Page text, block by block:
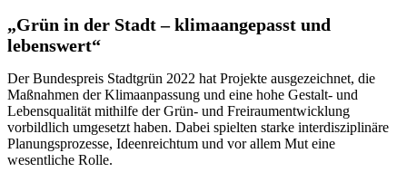
„Grün in der Stadt – klimaangepasst und
lebenswert“
Der Bundespreis Stadtgrün 2022 hat Projekte ausgezeichnet, die
Maßnahmen der Klimaanpassung und eine hohe Gestalt- und
Lebensqualität mithilfe der Grün- und Freiraumentwicklung
vorbildlich umgesetzt haben. Dabei spielten starke interdisziplinäre
Planungsprozesse, Ideenreichtum und vor allem Mut eine
wesentliche Rolle.